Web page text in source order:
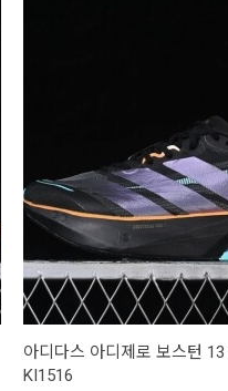
아디다스 아디제로 보스턴
KI1516